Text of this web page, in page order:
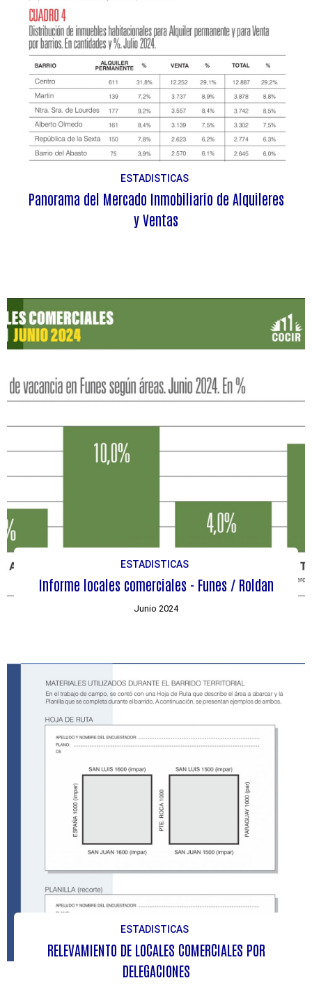
ESTADISTICAS
Panorama del Mercado Inmobiliario de Alquileres
y Ventas
ESTADISTICAS
Informe locales comerciales - Funes / Roldan
Junio 2024
ESTADISTICAS
RELEVAMIENTO DE LOCALES COMERCIALES POR
DELEGACIONES